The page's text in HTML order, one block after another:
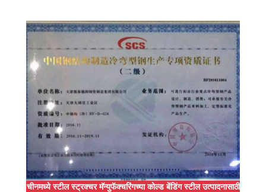
चीनमध्ये स्टील स्ट्रक्चर मॅन्युफॅक्चरिंगच्या कोल्ड बेंडिंग स्टील उत्पादनासाठी